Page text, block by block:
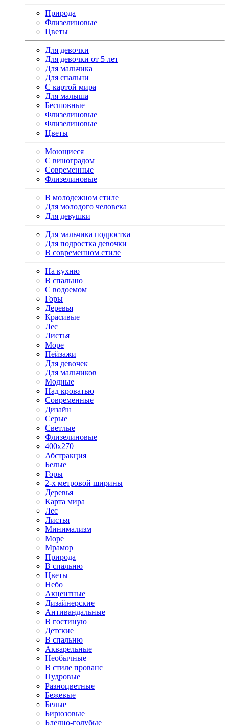
Природа
Флизелиновые
Цветы
Для девочки
Для девочки от 5 лет
Для мальчика
Для спальни
С картой мира
Для малыша
Бесшовные
Флизелиновые
Флизелиновые
Цветы
Моющиеся
С виноградом
Современные
Флизелиновые
В молодежном стиле
Для молодого человека
Для девушки
Для мальчика подростка
Для подростка девочки
В современном стиле
На кухню
В спальню
С водоемом
Горы
Деревья
Красивые
Лес
Листья
Море
Пейзажи
Для девочек
Для мальчиков
Модные
Над кроватью
Современные
Дизайн
Серые
Светлые
Флизелиновые
400х270
Абстракция
Белые
Горы
2-х метровой ширины
Деревья
Карта мира
Лес
Листья
Минимализм
Море
Мрамор
Природа
В спальню
Цветы
Небо
Акцентные
Дизайнерские
Антивандальные
В гостиную
Детские
В спальню
Акварельные
Необычные
В стиле прованс
Пудровые
Разноцветные
Бежевые
Белые
Бирюзовые
Бледно-голубые